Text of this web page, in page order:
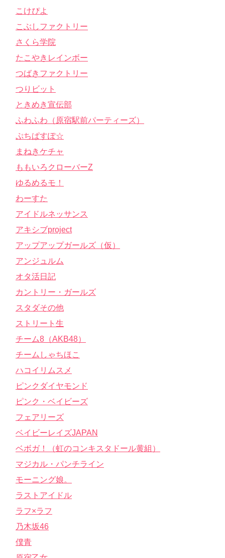
こけぴよ
こぶしファクトリー
さくら学院
たこやきレインボー
つばきファクトリー
つりビット
ときめき宣伝部
ふわふわ（原宿駅前パーティーズ）
ぷちぱすぽ☆
まねきケチャ
ももいろクローバーZ
ゆるめるモ！
わーすた
アイドルネッサンス
アキシブproject
アップアップガールズ（仮）
アンジュルム
オタ活日記
カントリー・ガールズ
スタダその他
ストリート生
チーム8（AKB48）
チームしゃちほこ
ハコイリムスメ
ピンクダイヤモンド
ピンク・ベイビーズ
フェアリーズ
ベイビーレイズJAPAN
ベボガ！（虹のコンキスタドール黄組）
マジカル・パンチライン
モーニング娘。
ラストアイドル
ラフ×ラフ
乃木坂46
僕青